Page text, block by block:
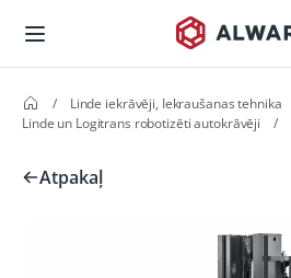
/ Linde iekrāvēji, Iekraušanas tehnika
Linde un Logitrans robotizēti autokrāvēji
/
Atpakaļ